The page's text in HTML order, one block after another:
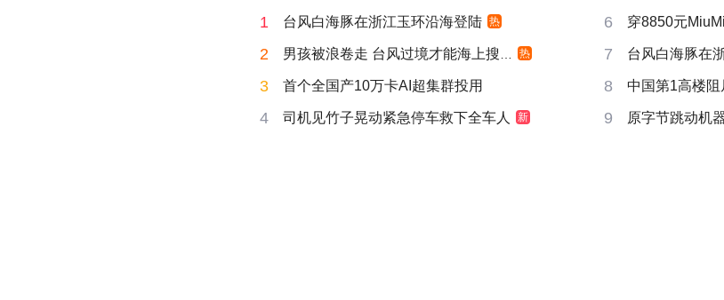
1 台风白海豚在浙江玉环沿海登陆 热 6 穿8850元
2 男孩被浪卷走 台风过境才能海上搜寻 热 7 台风白海豚在
3 首个全国产10万卡AI超集群投用 8 中国第1高楼阻
4 司机见竹子晃动紧急停车救下全车人 新 9 原字节跳动机